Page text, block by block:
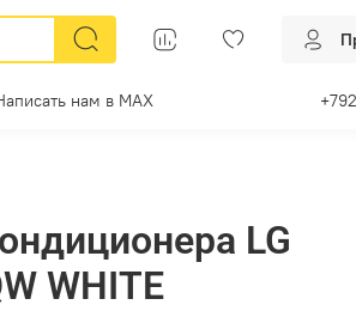
нам в МАХ
LG
WHITE